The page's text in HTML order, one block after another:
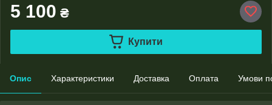
5 100 ₴
Купити
Опис Характеристики Доставка Оплата Умови